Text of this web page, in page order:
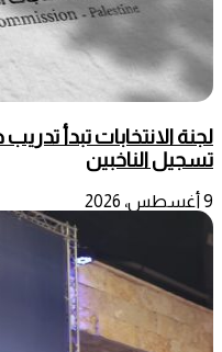
لجنة الانتخابات تبدأ
تسجيل الناخبين
9 أغسطس، 2026